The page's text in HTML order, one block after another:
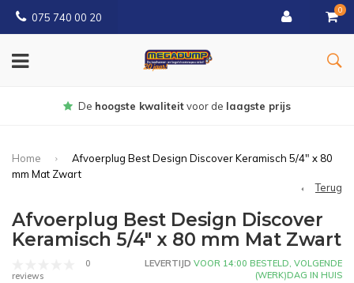
075 740 00 20
0
De hoogste kwaliteitvoor de laagste prijs
Home
Afvoerplug Best Design Discover Keramisch 5/4" x 80
mm Mat Zwart
Terug
Afvoerplug Best Design Discover
Keramisch 5/4" x 80 mm Mat Zwart
0
reviews
LEVERTIJD VOOR 14:00 BESTELD, VOLGENDE
(WERK)DAG IN HUIS